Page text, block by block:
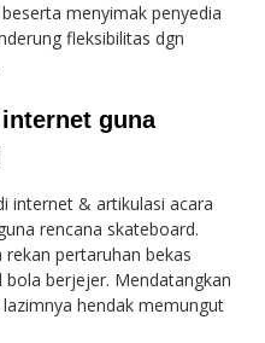
menyimak penyedia
fleksibilitas dgn
guna
internet & artikulasi acara
rencana skateboard.
pertaruhan bekas
berjejer. Mendatangkan
hendak memungut